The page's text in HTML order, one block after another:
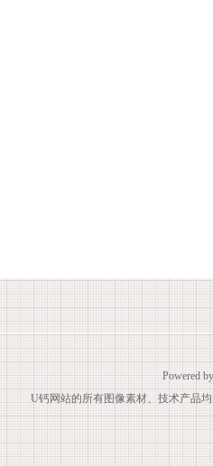
Powered by
U钙网站的所有图像素材、技术产品